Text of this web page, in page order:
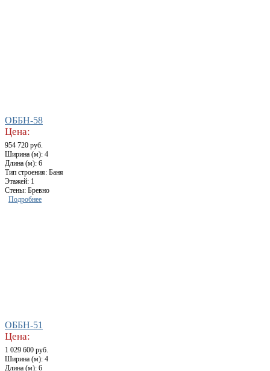
ОББН-58
Цена:
954 720 руб.
Ширина (м): 4
Длина (м): 6
Тип строения: Баня
Этажей: 1
Стены: Бревно
Подробнее
ОББН-51
Цена:
1 029 600 руб.
Ширина (м): 4
Длина (м): 6